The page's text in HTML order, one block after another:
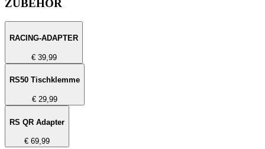
ZUBEHÖR
RACING-ADAPTER
€ 39,99
RS50 Tischklemme
€ 29,99
RS QR Adapter
€ 69,99